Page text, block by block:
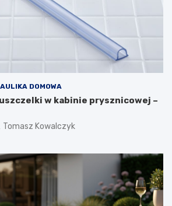
DOMOWA
w kabinie prysznicowej –
Tomasz Kowalczyk